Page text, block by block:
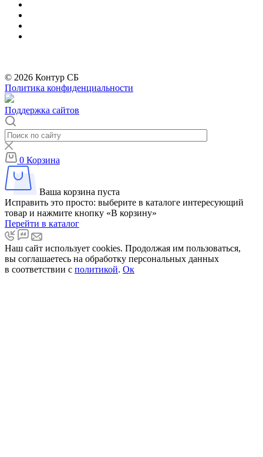
© 2026 Контур СБ
Политика конфиденциальности
Поддержка сайтов
0 Корзина
Ваша корзина пуста
Исправить это просто: выберите в каталоге интересующий
товар и нажмите кнопку «В корзину»
Перейти в каталог
Наш сайт использует cookies. Продолжая им пользоваться,
вы соглашаетесь на обработку персональных данных
в соответствии с политикой. Ок